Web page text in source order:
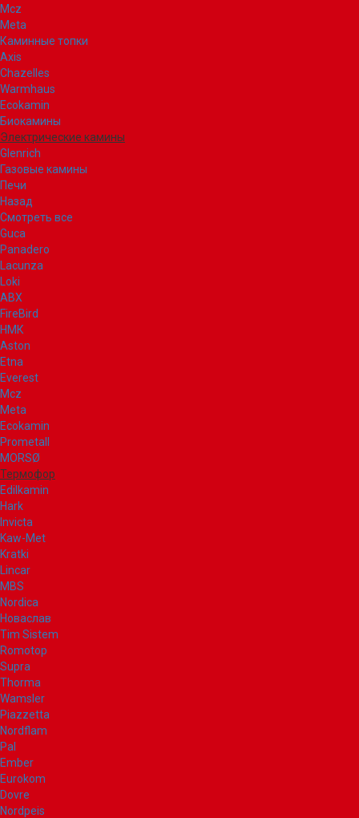
Mcz
Meta
Каминные топки
Axis
Chazelles
Warmhaus
Ecokamin
Биокамины
Электрические камины
Glenrich
Газовые камины
Печи
Назад
Смотреть все
Guca
Panadero
Lacunza
Loki
ABX
FireBird
НМК
Aston
Etna
Everest
Mcz
Meta
Ecokamin
Prometall
MORSØ
Термофор
Edilkamin
Hark
Invicta
Kaw-Met
Kratki
Lincar
MBS
Nordica
Новаслав
Tim Sistem
Romotop
Supra
Thorma
Wamsler
Piazzetta
Nordflam
Pal
Ember
Eurokom
Dovre
Nordpeis